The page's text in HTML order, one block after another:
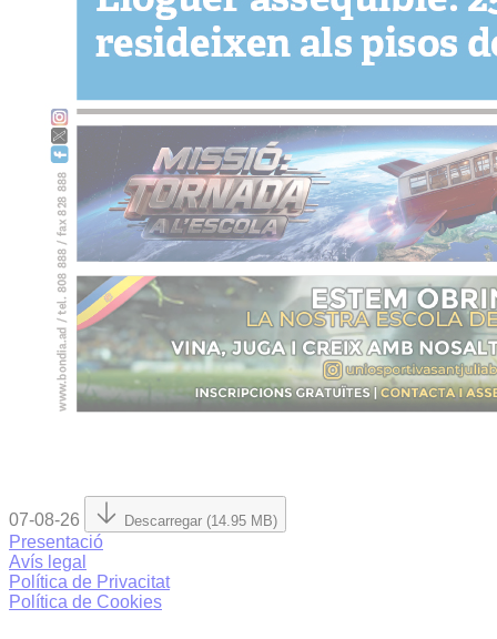
07-08-26 Descarregar (14.95 MB)
Presentació
Avís legal
Política de Privacitat
Política de Cookies